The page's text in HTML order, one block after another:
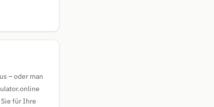
– oder man
für Ihre